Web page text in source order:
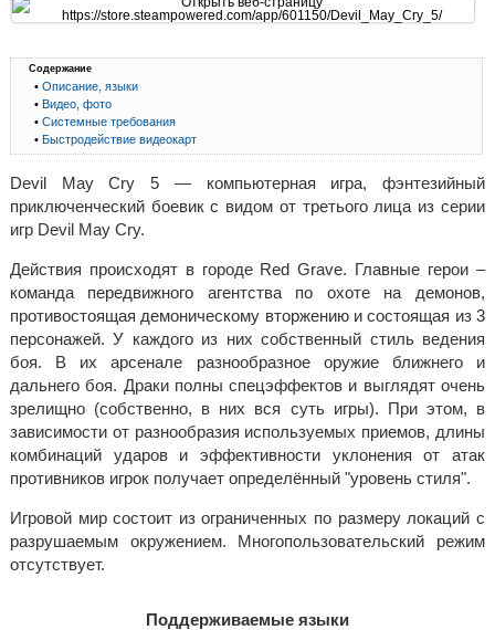
Содержание
•Описание, языки
•Видео, фото
•Системные требования
•Быстродействие видеокарт
Devil May Cry 5 — компьютерная игра, фэнтезийный
приключенческий боевик с видом от третього лица из серии
игр Devil May Cry.
Действия происходят в городе Red Grave. Главные герои –
команда передвижного агентства по охоте на демонов,
противостоящая демоническому вторжению и состоящая из 3
персонажей. У каждого из них собственный стиль ведения
боя. В их арсенале разнообразное оружие ближнего и
дальнего боя. Драки полны спецэффектов и выглядят очень
зрелищно (собственно, в них вся суть игры). При этом, в
зависимости от разнообразия используемых приемов, длины
комбинаций ударов и эффективности уклонения от атак
противников игрок получает определённый "уровень стиля".
Игровой мир состоит из ограниченных по размеру локаций с
разрушаемым окружением. Многопользовательский режим
отсутствует.
Поддерживаемые языки